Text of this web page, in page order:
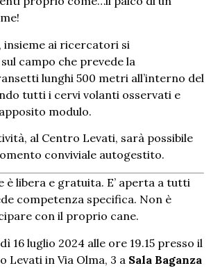
insieme ai ricercatori si
campo che prevede la
lunghi 500 metri all’interno del
tutti i cervi volanti osservati e
modulo.
al Centro Levati, sarà possibile
conviviale autogestito.
è libera e gratuita. E’ aperta a tutti
competenza specifica. Non è
con il proprio cane.
16 luglio 2024 alle ore 19.15 presso il
Levati in Via Olma, 3 a Sala Baganza